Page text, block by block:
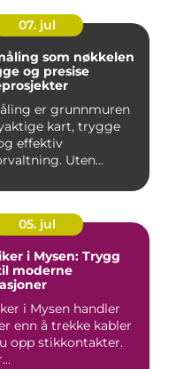
07. jul
som nøkkelen
og presise
er grunnmuren
kart, trygge
effektiv
Uten
05. jul
i Mysen: Trygg
moderne
i Mysen handler
enn å trekke kabler
opp stikkontakter.